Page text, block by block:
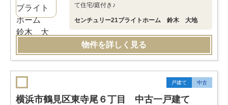
て住宅/庭付き♪
センチュリー21ブライトホーム 鈴木 大地
物件を詳しく見る
戸建て 中古
横浜市鶴見区東寺尾６丁目 中古一戸建て